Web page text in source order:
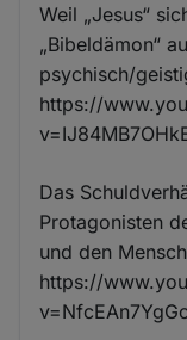
Weil „Jesus“
„Bibeldämon“
psychisch/
https://
Das
Protagonisten
und den
https://